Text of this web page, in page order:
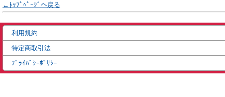
←ﾄｯﾌﾟﾍﾟｰｼﾞへ戻る
利用規約
特定商取引法
ﾌﾟﾗｲﾊﾞｼｰﾎﾟﾘｼｰ